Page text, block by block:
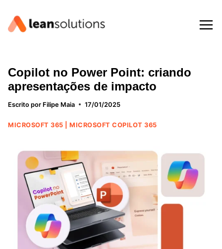
para
Copilot no Power Point: criando
apresentações de impacto
Escrito por Filipe Maia 17/01/2025
MICROSOFT 365 |MICROSOFT COPILOT 365